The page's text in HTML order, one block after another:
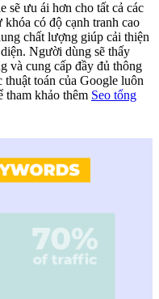
sẽ ưu ái hơn cho tất cả các
có độ cạnh tranh cao
chất lượng giúp cải thiện
Người dùng sẽ thấy
và cung cấp đầy đủ thông
toán của Google luôn
tham khảo thêm Seo tổng